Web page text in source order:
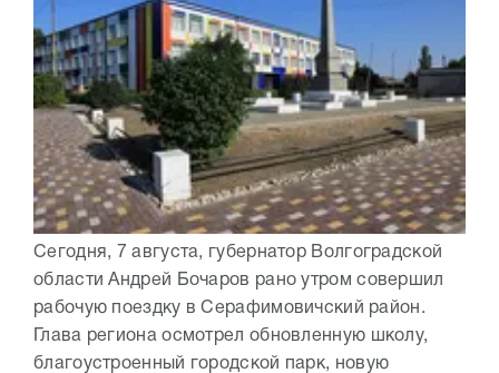
Сегодня, 7 августа, губернатор Волгоградской
области Андрей Бочаров рано утром совершил
рабочую поездку в Серафимовичский район.
Глава региона осмотрел обновленную школу,
благоустроенный городской парк, новую